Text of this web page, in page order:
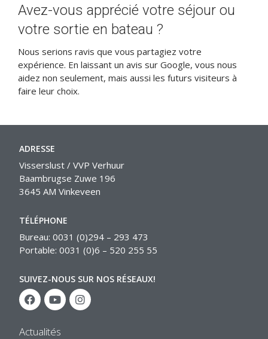
Avez-vous apprécié votre séjour ou
votre sortie en bateau ?
Nous serions ravis que vous partagiez votre
expérience. En laissant un avis sur Google, vous nous
aidez non seulement, mais aussi les futurs visiteurs à
faire leur choix.
ADRESSE
Visserslust / VVP Verhuur
Baambrugse Zuwe 196
3645 AM Vinkeveen
TÉLÉPHONE
Bureau: 0031 (0)294 – 293 473
Portable: 0031 (0)6 – 520 255 55
SUIVEZ-NOUS SUR NOS RÉSEAUX!
Actualités